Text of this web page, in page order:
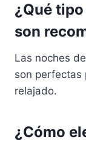
¿Qué
son
Las noches
son perfectas
relajado.
¿Cómo